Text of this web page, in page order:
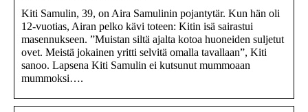
Kiti Samulin, 39, on Aira Samulinin pojantytär. Kun hän oli
12-vuotias, Airan pelko kävi toteen: Kitin isä sairastui
masennukseen. ”Muistan siltä ajalta kotoa huoneiden suljetut
ovet. Meistä jokainen yritti selvitä omalla tavallaan”, Kiti
sanoo. Lapsena Kiti Samulin ei kutsunut mummoaan
mummoksi….